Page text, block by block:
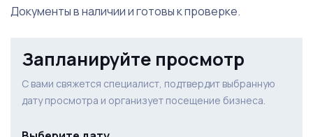
Документы в наличии и готовы к проверке.
Запланируйте просмотр
С вами свяжется специалист, подтвердит выбранную
дату просмотра и организует посещение бизнеса.